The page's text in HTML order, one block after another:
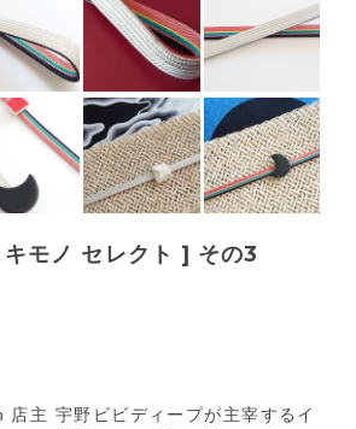
モノ セレクト ] その3
主 宇野ビビディープが主宰するイ